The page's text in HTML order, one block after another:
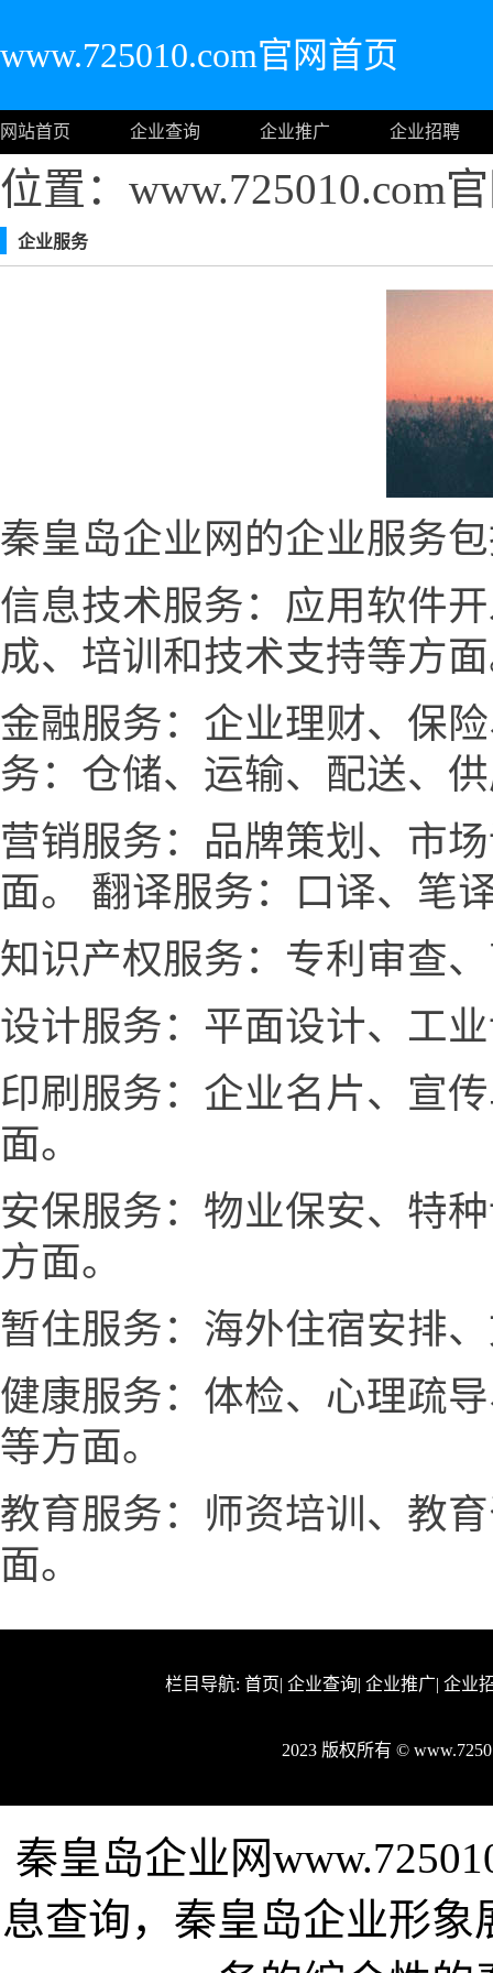
www.725010.com官网首页
网站首页 企业查询 企业推广 企业招聘
位置：www.725010.com
企业服务
秦皇岛企业网的企业服务
信息技术服务：应用软件
成、培训和技术支持等方
金融服务：企业理财、保
务：仓储、运输、配送、
营销服务：品牌策划、市
面。 翻译服务：口译、笔
知识产权服务：专利审查
设计服务：平面设计、工
印刷服务：企业名片、宣
面。
安保服务：物业保安、特
方面。
暂住服务：海外住宿安排
健康服务：体检、心理疏
等方面。
教育服务：师资培训、教
面。
栏目导航: 首页| 企业查询| 企业推广| 企业
2023 版权所有 ©
秦皇岛企业网
息查询，秦皇岛企业形